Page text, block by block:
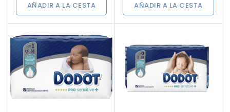
AÑADIR A LA CESTA AÑADIR A LA CESTA